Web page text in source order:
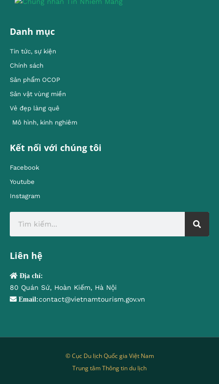
Danh mục
Tin tức, sự kiện
Chính sách
Sản phẩm OCOP
Sản vật vùng miền
Vẻ đẹp làng quê
Mô hình, kinh nghiêm
Kết nối với chúng tôi
Facebook
Youtube
Instagram
Liên hệ
Địa chỉ:
80 Quán Sứ, Hoàn Kiếm, Hà Nội
Email:contact@vietnamtourism.gov.vn
© Cục Du lịch Quốc gia Việt Nam
Trung tâm Thông tin du lịch